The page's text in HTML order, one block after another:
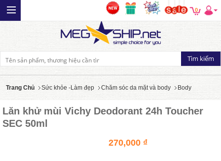
0
Trang Chủ Sức khỏe -Làm đẹp Chăm sóc da mặt và body Body
Lăn khử mùi Vichy Deodorant 24h Toucher
SEC 50ml
270,000 ₫